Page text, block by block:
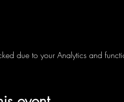
due to your Analytics and